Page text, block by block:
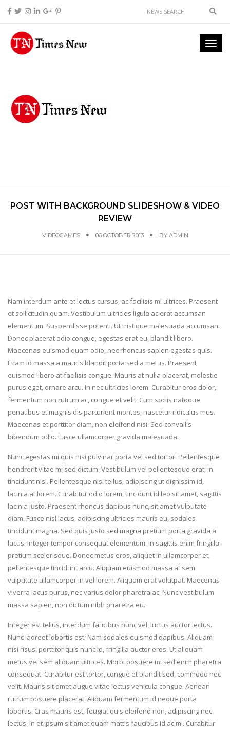
POST WITH BACKGROUND SLIDESHOW & VIDEO
REVIEW
VIDEOGAMES 06 OCTOBER 2013 BY ADMIN
Nam interdum ante et lectus cursus, ac facilisis mi ultrices. Praesent
et sollicitudin quam. Vestibulum ultricies ligula ac erat accumsan
elementum. Suspendisse potenti. Ut tristique malesuada accumsan.
Donec placerat odio congue, egestas erat eu, blandit libero.
Maecenas euismod quam odio, nec rhoncus sapien egestas quis.
Etiam id massa a mauris blandit porta sed a metus. Praesent
euismod libero at facilisis congue. Mauris at nulla placerat, molestie
purus eget, ornare arcu. In nec ultricies lorem. Curabitur eros dolor,
fermentum non rutrum ac, congue et velit. Cum sociis natoque
penatibus et magnis dis parturient montes, nascetur ridiculus mus.
Maecenas et porttitor diam, non eleifend nisi. Sed convallis
bibendum odio. Fusce ullamcorper gravida malesuada.
Nunc egestas mi quis nisi pulvinar porta vel sed tortor. Pellentesque
hendrerit vitae mi sed dictum. Vestibulum vel pellentesque erat, in
tincidunt nisl. Pellentesque nisi tellus, adipiscing ut dignissim id,
lacinia at lorem. Curabitur odio lorem, tincidunt id leo sit amet, sagittis
lacinia justo. Praesent rhoncus dapibus nunc, sit amet vulputate
diam. Fusce nisl lacus, adipiscing ultricies mauris eu, sodales
tincidunt magna. Sed quis justo sed magna pretium porta gravida a
lacus. Integer tempor consequat elementum. In sagittis enim fringilla
pretium scelerisque. Donec metus eros, aliquet in ullamcorper et,
pellentesque tincidunt arcu. Aliquam euismod massa at sem
vulputate ullamcorper in vel lorem. Aliquam erat volutpat. Maecenas
viverra lacus purus, nec varius dolor pharetra ac. Nunc vestibulum
massa sapien, non dictum nibh pharetra eu.
Integer est tellus, interdum faucibus nunc vel, luctus auctor lectus.
Nunc laoreet lobortis est. Nam sodales euismod dapibus. Aliquam
nisi risus, porttitor quis nunc id, fringilla auctor eros. Ut aliquam
metus vel sem aliquam ultrices. Morbi posuere mi sed enim pharetra
consequat. Curabitur est tortor, congue et blandit sed, commodo nec
velit. Mauris sit amet augue vitae lectus vehicula congue. Aenean
rutrum posuere placerat. Aliquam fermentum id neque porta
lobortis. Cras mauris est, feugiat quis eleifend non, adipiscing nec
lectus. In et ipsum sit amet quam mattis faucibus id ac mi. Curabitur